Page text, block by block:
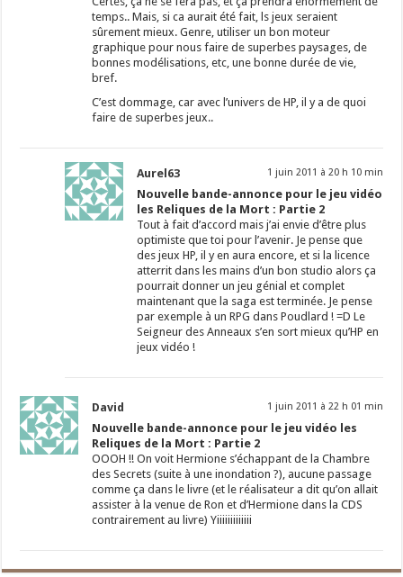
temps.. Mais, si ca aurait été fait, ls jeux seraient
sûrement mieux. Genre, utiliser un bon moteur
graphique pour nous faire de superbes paysages, de
bonnes modélisations, etc, une bonne durée de vie,
bref.
C’est dommage, car avec l’univers de HP, il y a de quoi
faire de superbes jeux..
Aurel63 1 juin 2011 à 20 h 10 min
Nouvelle bande-annonce pour le jeu vidéo
les Reliques de la Mort : Partie 2
Tout à fait d’accord mais j’ai envie d’être plus
optimiste que toi pour l’avenir. Je pense que
des jeux HP, il y en aura encore, et si la licence
atterrit dans les mains d’un bon studio alors ça
pourrait donner un jeu génial et complet
maintenant que la saga est terminée. Je pense
par exemple à un RPG dans Poudlard ! =D Le
Seigneur des Anneaux s’en sort mieux qu’HP en
jeux vidéo !
David 1 juin 2011 à 22 h 01 min
Nouvelle bande-annonce pour le jeu vidéo les
Reliques de la Mort : Partie 2
OOOH !! On voit Hermione s’échappant de la Chambre
des Secrets (suite à une inondation ?), aucune passage
comme ça dans le livre (et le réalisateur a dit qu’on allait
assister à la venue de Ron et d’Hermione dans la CDS
contrairement au livre) Yiiiiiiiiiiiii